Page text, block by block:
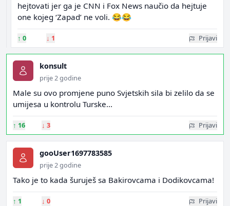
hejtovati jer ga je CNN i Fox News naučio da hejtuje
one kojeg ‘Zapad’ ne voli. 😂😂
↑ 0 ↓ 1 Prijavi
konsult
prije 2 godine
Male su ovo promjene puno Svjetskih sila bi zelilo da se
umijesa u kontrolu Turske...
↑ 16 ↓ 3 Prijavi
gooUser1697783585
prije 2 godine
Tako je to kada šuruješ sa Bakirovcama i Dodikovcama!
↑ 1 ↓ 0 Prijavi